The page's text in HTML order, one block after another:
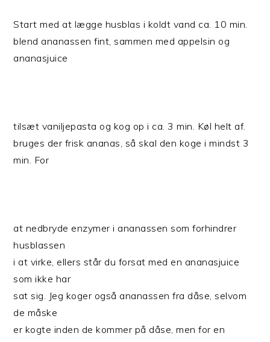
Start med at lægge husblas i koldt vand ca. 10 min.
blend ananassen fint, sammen med appelsin og
ananasjuice
tilsæt vaniljepasta og kog op i ca. 3 min. Køl helt af.
bruges der frisk ananas, så skal den koge i mindst 3
min. For
at nedbryde enzymer i ananassen som forhindrer
husblassen
i at virke, ellers står du forsat med en ananasjuice
som ikke har
sat sig. Jeg koger også ananassen fra dåse, selvom
de måske
er kogte inden de kommer på dåse, men for en